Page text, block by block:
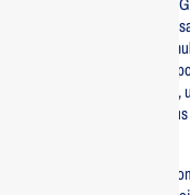
pondre aux besoins des
exceptionnelle. Avec sa
nettes et pr?cises,
Que vous soyez un
l’impression, cette encre
Cette bouteille d’encre est